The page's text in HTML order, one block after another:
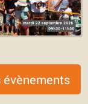
évènements